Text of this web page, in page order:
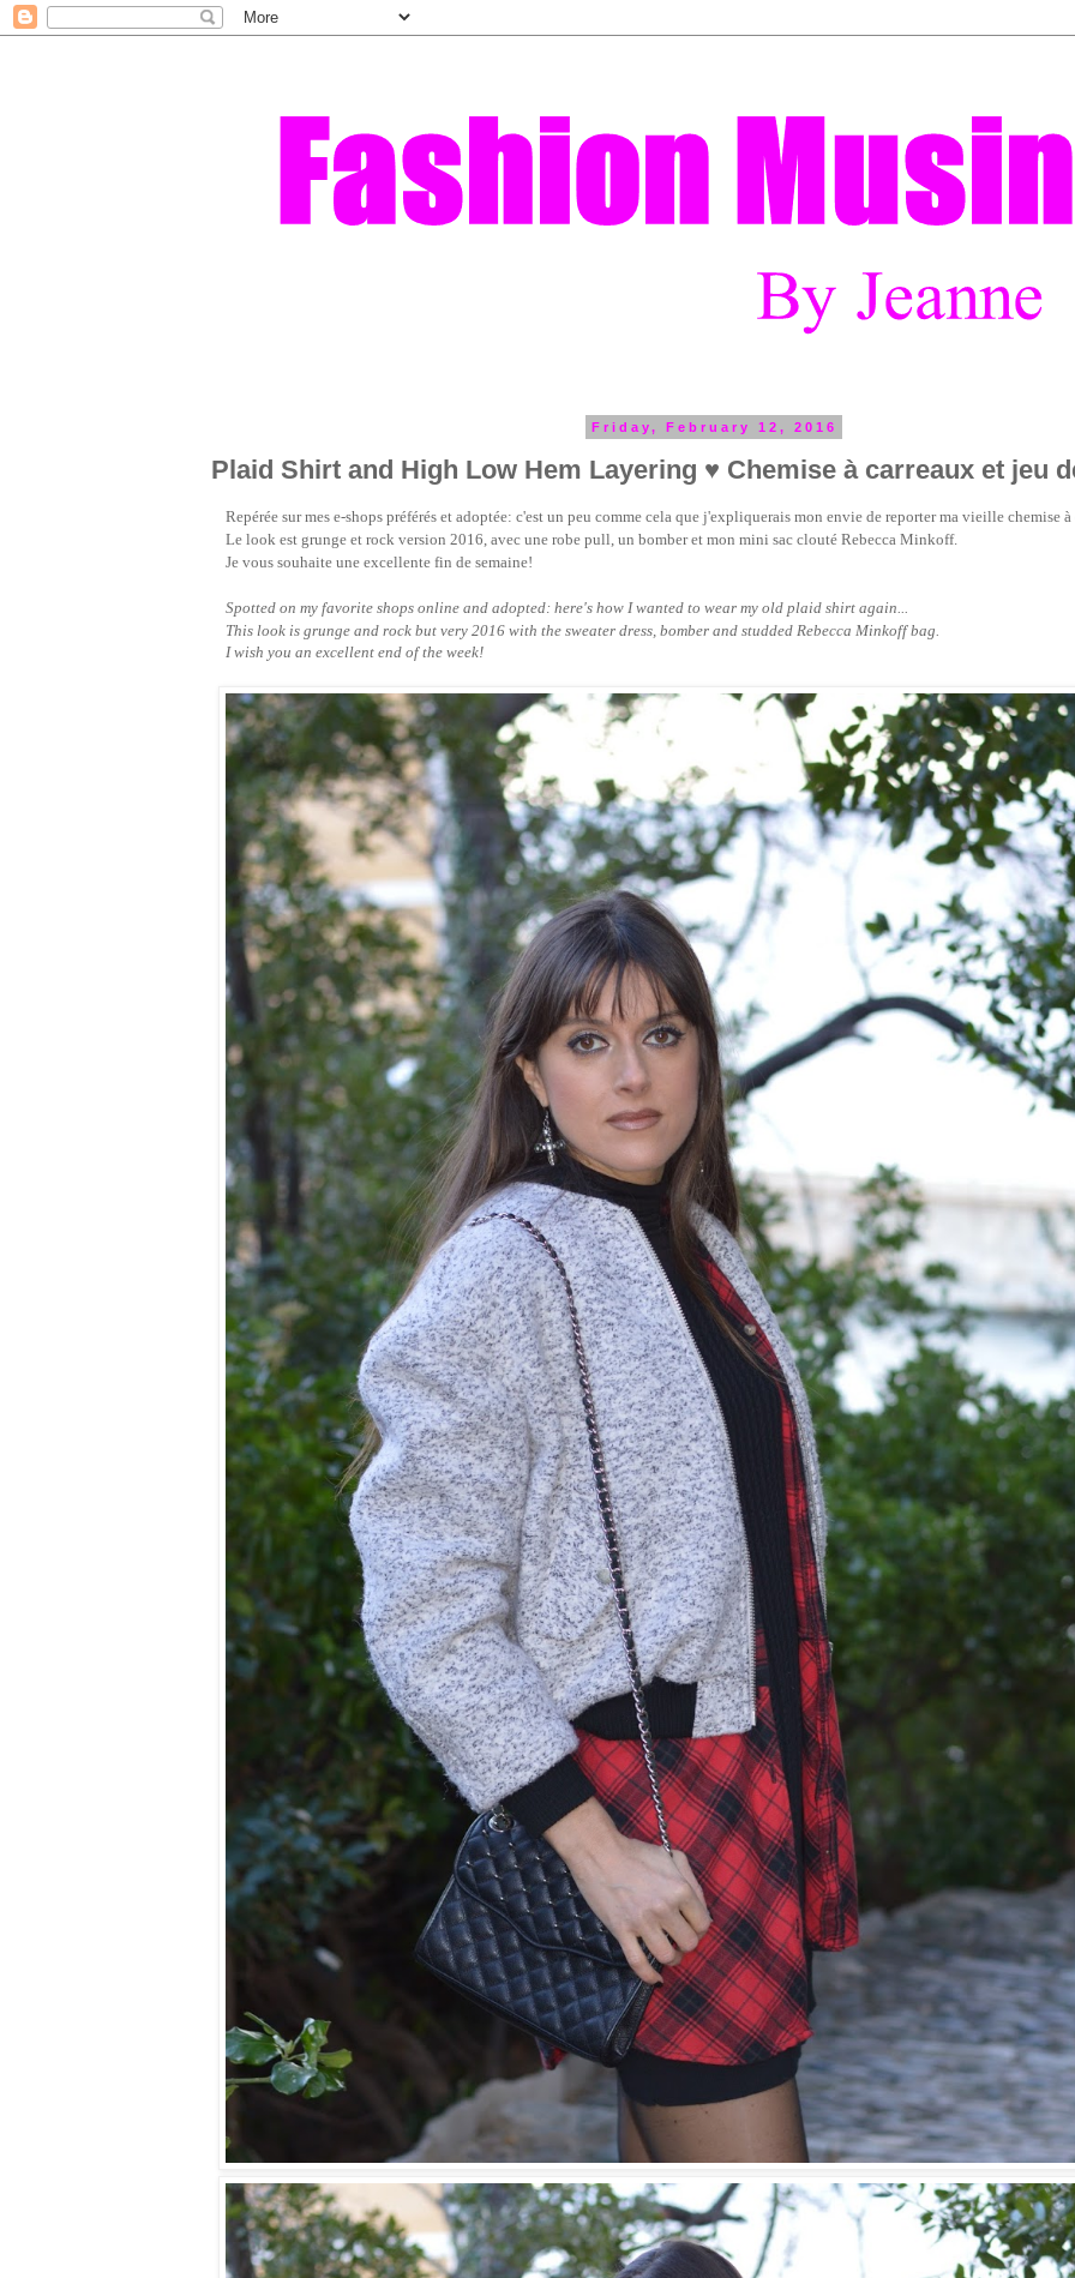
Friday, February 12, 2016
Plaid Shirt and High Low Hem Layering ♥ Chemise à carreaux et jeu
Repérée sur mes e-shops préférés et adoptée: c'est un peu comme cela que j'expliquerais mon envie de reporter ma vieille chemise à
Le look est grunge et rock version 2016, avec une robe pull, un bomber et mon mini sac clouté Rebecca Minkoff.
Je vous souhaite une excellente fin de semaine!
Spotted on my favorite shops online and adopted: here's how I wanted to wear my old plaid shirt again...
This look is grunge and rock but very 2016 with the sweater dress, bomber and studded Rebecca Minkoff bag.
I wish you an excellent end of the week!